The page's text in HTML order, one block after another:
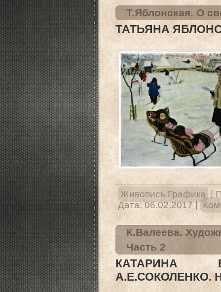
Т.Яблонская. О
ТАТЬЯНА
Живопись.Графика |
Дата: 06.02.2017 |
К.Валеева.
Часть 2
КАТАРИНА
А.Е.СОКОЛЕНКО.